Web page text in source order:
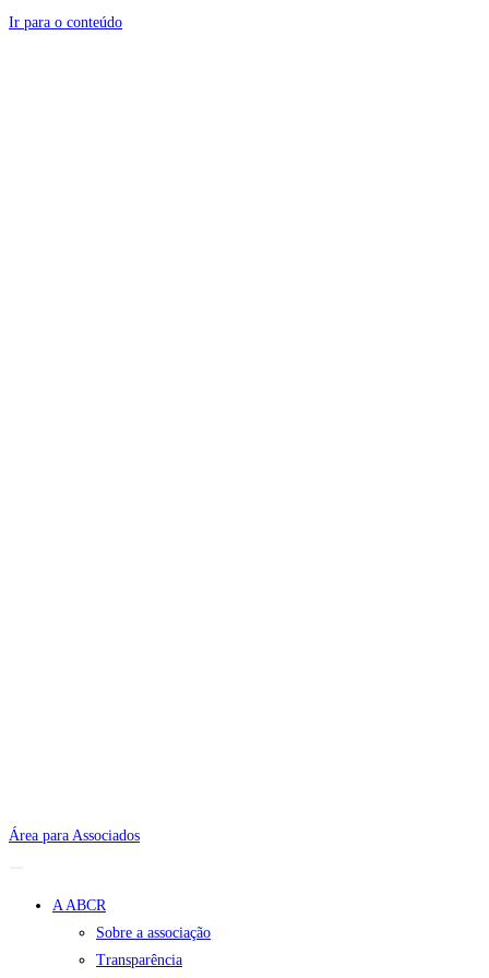
Ir para o conteúdo
Área para Associados
A ABCR
Sobre a associação
Transparência